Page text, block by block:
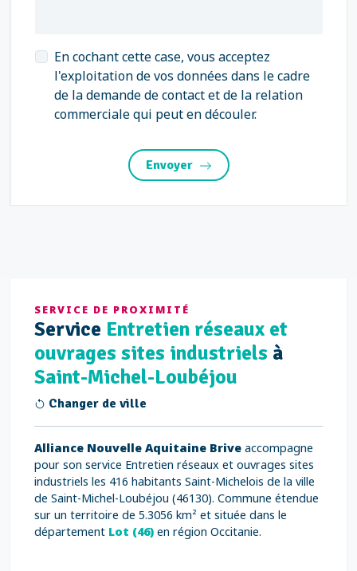
En cochant cette case, vous acceptez
l'exploitation de vos données dans le cadre
de la demande de contact et de la relation
commerciale qui peut en découler.
Envoyer
SERVICE DE PROXIMITÉ
Service Entretien réseaux et
ouvrages sites industriels à
Saint-Michel-Loubéjou
Changer de ville
Alliance Nouvelle Aquitaine Brive accompagne
pour son service Entretien réseaux et ouvrages sites
industriels les 416 habitants Saint-Michelois de la ville
de Saint-Michel-Loubéjou (46130). Commune étendue
sur un territoire de 5.3056 km² et située dans le
département Lot (46) en région Occitanie.